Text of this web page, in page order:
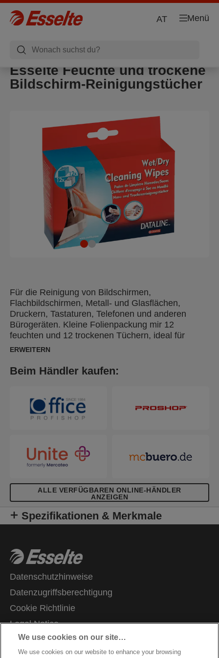
Menü
AT
Esselte Feuchte und trockene
Bildschirm-Reinigungstücher
Für die Reinigung von Bildschirmen,
Flachbildschirmen, Metall- und Glasflächen,
Druckern, Tastaturen, Telefonen und anderen
Bürogeräten. Kleine Folienpackung mir 12
feuchten und 12 trockenen Tüchern, ideal für
unterwegs. Halten Sie Ihren Schreibtisch zu Hause
Dataline sauber.
ERWEITERN
Beim Händler kaufen:
ALLE VERFÜGBAREN ONLINE-HÄNDLER
ANZEIGEN
Spezifikationen & Merkmale
Datenschutzhinweise
Datenzugriffsberechtigung
Cookie Richtlinie
Legal Notice
Impressum
Kundenservice
We use cookies on our site…
We use cookies on our website to enhance your browsing